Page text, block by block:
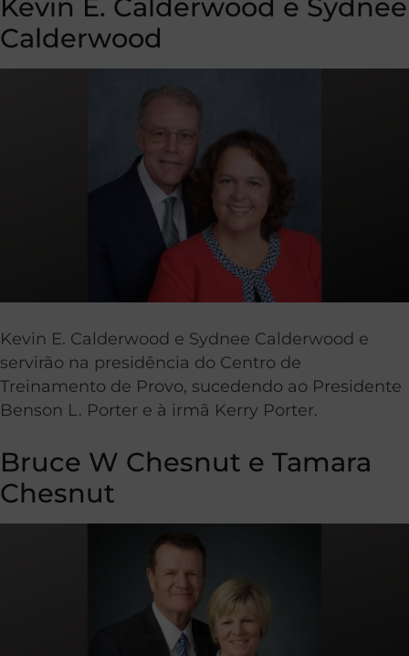
Kevin E. Calderwood e Sydnee
Calderwood
Kevin E. Calderwood e Sydnee Calderwood e
servirão na presidência do Centro de
Treinamento de Provo, sucedendo ao Presidente
Benson L. Porter e à irmã Kerry Porter.
Bruce W Chesnut e Tamara
Chesnut